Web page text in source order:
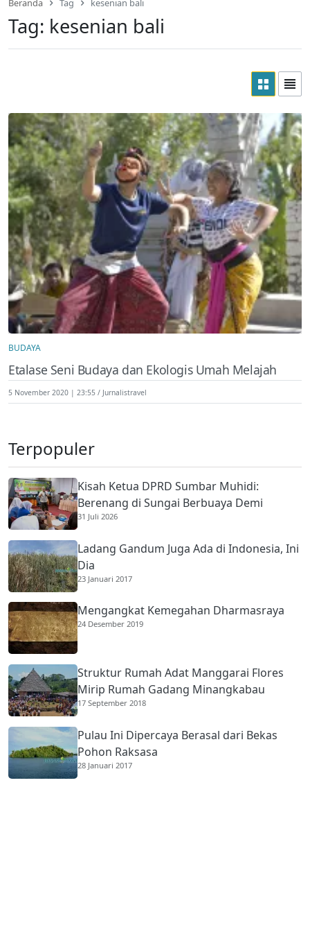
Beranda Tag kesenian bali
Tag: kesenian bali
BUDAYA
Etalase Seni Budaya dan Ekologis Umah Melajah
5 November 2020 | 23:55 Jurnalistravel
Terpopuler
Kisah Ketua DPRD Sumbar Muhidi:
Berenang di Sungai Berbuaya Demi
Membantu Ekonomi Orang Tua
31 Juli 2026
Ladang Gandum Juga Ada di Indonesia, Ini
Dia
23 Januari 2017
Mengangkat Kemegahan Dharmasraya
24 Desember 2019
Struktur Rumah Adat Manggarai Flores
Mirip Rumah Gadang Minangkabau
17 September 2018
Pulau Ini Dipercaya Berasal dari Bekas
Pohon Raksasa
28 Januari 2017